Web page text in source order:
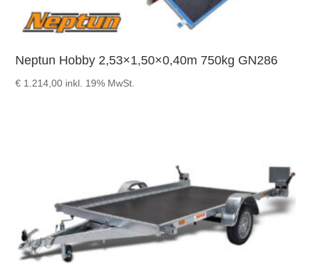
Neptun Hobby 2,53×1,50×0,40m 750kg GN286
€ 1.214,00 inkl. 19% MwSt.